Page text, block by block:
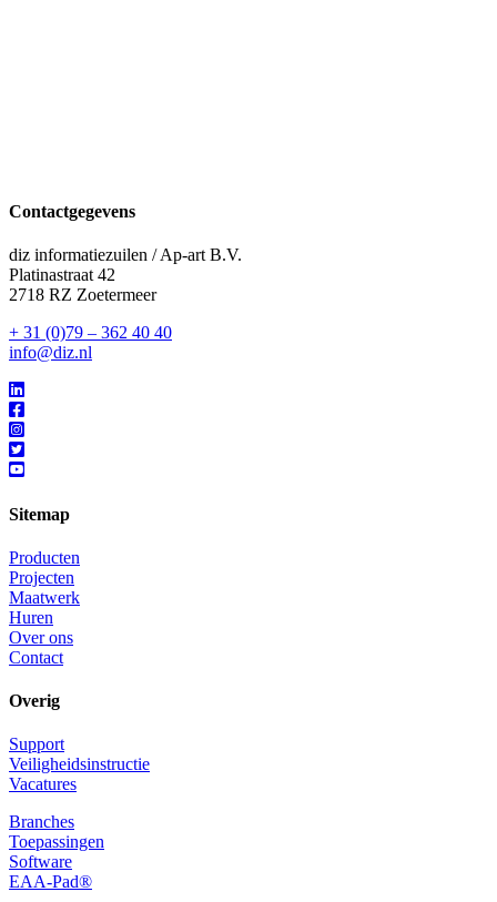
Contactgegevens
diz informatiezuilen / Ap-art B.V.
Platinastraat 42
2718 RZ Zoetermeer
+ 31 (0)79 – 362 40 40
info@diz.nl
Sitemap
Producten
Projecten
Maatwerk
Huren
Over ons
Contact
Overig
Support
Veiligheidsinstructie
Vacatures
Branches
Toepassingen
Software
EAA-Pad®